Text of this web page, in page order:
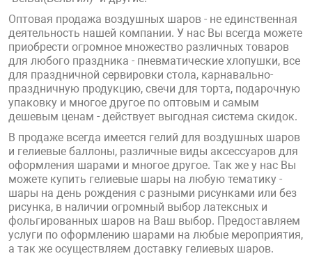
Оптовая продажа воздушных шаров - не единственная
деятельность нашей компании. У нас Вы всегда можете
приобрести огромное множество различных товаров
для любого праздника - пневматические хлопушки, все
для праздничной сервировки стола, карнавально-
праздничную продукцию, свечи для торта, подарочную
упаковку и многое другое по оптовым и самым
дешевым ценам - действует выгодная система скидок.
В продаже всегда имеется гелий для воздушных шаров
и гелиевые баллоны, различные виды аксессуаров для
оформления шарами и многое другое. Так же у нас Вы
можете купить гелиевые шары на любую тематику -
шары на день рождения с разными рисунками или без
рисунка, в наличии огромный выбор латексных и
фольгированных шаров на Ваш выбор. Предоставляем
услуги по оформлению шарами на любые мероприятия,
а так же осуществляем доставку гелиевых шаров.